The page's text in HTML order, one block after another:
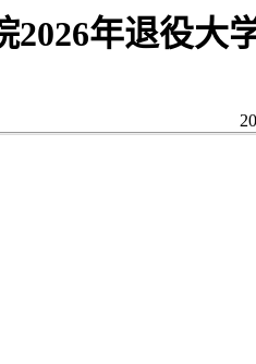
2026年退役大